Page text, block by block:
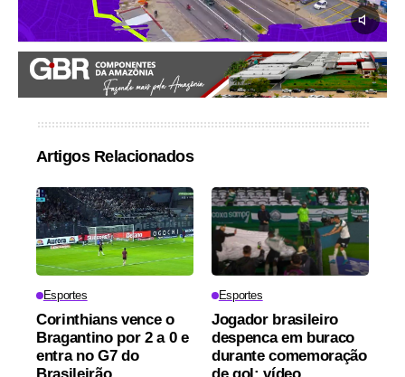
Artigos Relacionados
Esportes
Corinthians vence o
Bragantino por 2 a 0 e
entra no G7 do
Brasileirão
Esportes
Jogador brasileiro
despenca em buraco
durante comemoração
de gol; vídeo